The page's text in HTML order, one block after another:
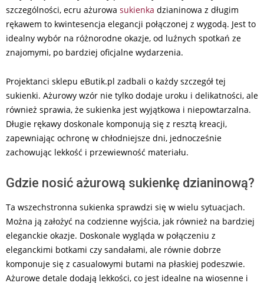
szczególności, ecru ażurowa sukienka dzianinowa z długim
rękawem to kwintesencja elegancji połączonej z wygodą. Jest to
idealny wybór na różnorodne okazje, od luźnych spotkań ze
znajomymi, po bardziej oficjalne wydarzenia.
Projektanci sklepu eButik.pl zadbali o każdy szczegół tej
sukienki. Ażurowy wzór nie tylko dodaje uroku i delikatności, ale
również sprawia, że sukienka jest wyjątkowa i niepowtarzalna.
Długie rękawy doskonale komponują się z resztą kreacji,
zapewniając ochronę w chłodniejsze dni, jednocześnie
zachowując lekkość i przewiewność materiału.
Gdzie nosić ażurową sukienkę dzianinową?
Ta wszechstronna sukienka sprawdzi się w wielu sytuacjach.
Można ją założyć na codzienne wyjścia, jak również na bardziej
eleganckie okazje. Doskonale wygląda w połączeniu z
eleganckimi botkami czy sandałami, ale równie dobrze
komponuje się z casualowymi butami na płaskiej podeszwie.
Ażurowe detale dodają lekkości, co jest idealne na wiosenne i